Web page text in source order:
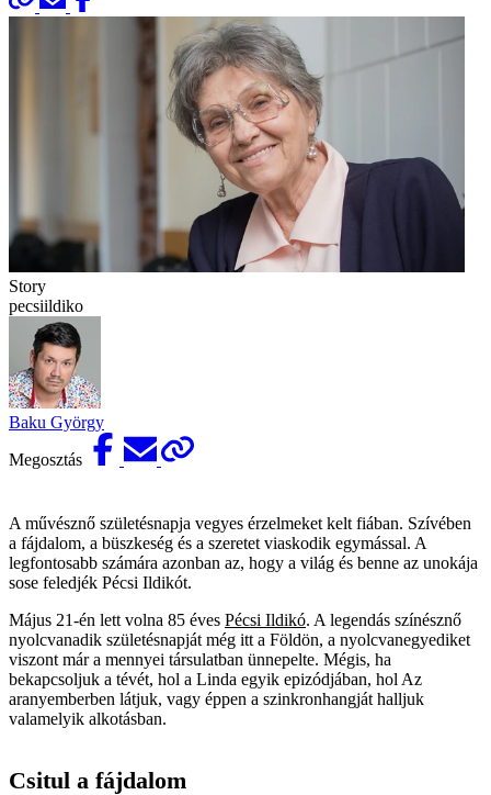
Story
pecsiildiko
Baku György
Megosztás
A művésznő születésnapja vegyes érzelmeket kelt fiában. Szívében
a fájdalom, a büszkeség és a szeretet viaskodik egymással. A
legfontosabb számára azonban az, hogy a világ és benne az unokája
sose feledjék Pécsi Ildikót.
Május 21-én lett volna 85 éves Pécsi Ildikó. A legendás színésznő
nyolcvanadik születésnapját még itt a Földön, a nyolcvanegyediket
viszont már a mennyei társulatban ünnepelte. Mégis, ha
bekapcsoljuk a tévét, hol a Linda egyik epizódjában, hol Az
aranyemberben látjuk, vagy éppen a szinkronhangját halljuk
valamelyik alkotásban.
Csitul a fájdalom